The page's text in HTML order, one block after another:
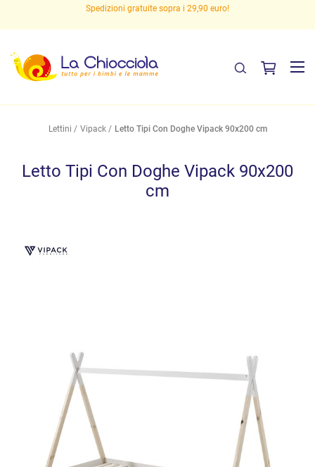
Spedizioni gratuite sopra i 29,90 euro!
Lettini Vipack Letto Tipi Con Doghe Vipack 90x200 cm
Letto Tipi Con Doghe Vipack 90x200
cm